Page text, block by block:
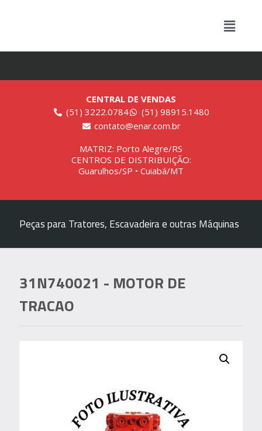
CENTRAL DE VENDAS
(51) 3222.0784
(51) 98915.1480
contato@enar.com.br
MATRIZ: Porto Alegre/RS
CENTROS DE DISTRIBUIÇÃO:
Guarulhos/SP • Cuiabá/MT
Peças para Tratores, Escavadeira e outras Máquinas
31N740021 - MOTOR DE
TRACAO